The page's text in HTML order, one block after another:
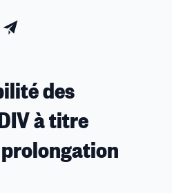
Partager
email des
à titre